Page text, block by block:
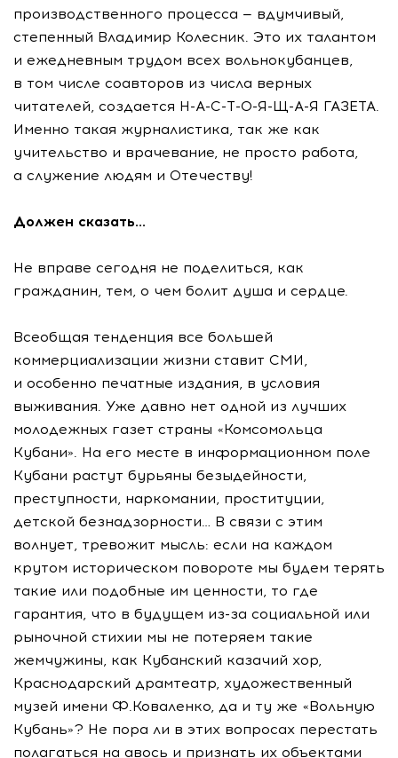
производственного процесса — вдумчивый,
степенный Владимир Колесник. Это их талантом
и ежедневным трудом всех вольнокубанцев,
в том числе соавторов из числа верных
читателей, создается Н-А-С-Т-О-Я-Щ-А-Я ГАЗЕТА.
Именно такая журналистика, так же как
учительство и врачевание, не просто работа,
а служение людям и Отечеству!
Должен сказать…
Не вправе сегодня не поделиться, как
гражданин, тем, о чем болит душа и сердце.
Всеобщая тенденция все большей
коммерциализации жизни ставит СМИ,
и особенно печатные издания, в условия
выживания. Уже давно нет одной из лучших
молодежных газет страны «Комсомольца
Кубани». На его месте в информационном поле
Кубани растут бурьяны безыдейности,
преступности, наркомании, проституции,
детской безнадзорности… В связи с этим
волнует, тревожит мысль: если на каждом
крутом историческом повороте мы будем терять
такие или подобные им ценности, то где
гарантия, что в будущем из-за социальной или
рыночной стихии мы не потеряем такие
жемчужины, как Кубанский казачий хор,
Краснодарский драмтеатр, художественный
музей имени Ф.Коваленко, да и ту же «Вольную
Кубань»? Не пора ли в этих вопросах перестать
полагаться на авось и признать их объектами